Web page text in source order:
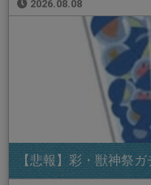
2026.08.08
【悲報】彩・獣神祭